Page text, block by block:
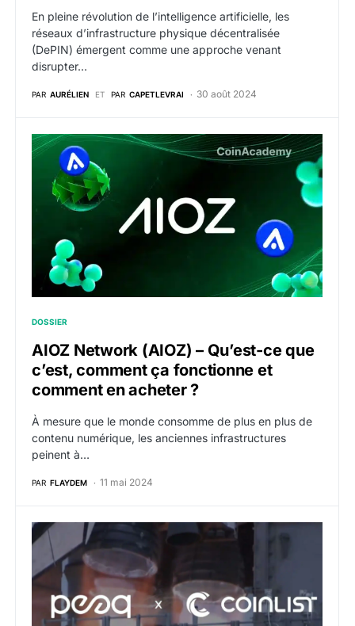
En pleine révolution de l’intelligence artificielle, les
réseaux d’infrastructure physique décentralisée
(DePIN) émergent comme une approche venant
disrupter…
PAR AURÉLIEN ET PAR CAPETLEVRAI 30 août 2024
AIOZ Network (AIOZ) – Qu’est-ce que c’est,
DOSSIER
AIOZ Network (AIOZ) – Qu’est-ce que
c’est, comment ça fonctionne et
comment en acheter ?
À mesure que le monde consomme de plus en plus de
contenu numérique, les anciennes infrastructures
peinent à…
PAR FLAYDEM 11 mai 2024
DePIN : Peaq Network annonce le lancement de son